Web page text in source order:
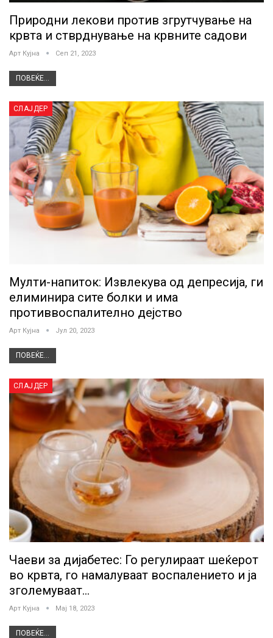
Природни лекови против згрутчување на
крвта и стврднување на крвните садови
Арт Кујна Сеп 21, 2023
ПОВЕЌЕ...
СЛАЈДЕР
Мулти-напиток: Извлекува од депресија, ги
елиминира сите болки и има
противвоспалително дејство
Арт Кујна Јул 20, 2023
ПОВЕЌЕ...
СЛАЈДЕР
Чаеви за дијабетес: Го регулираат шеќерот
во крвта, го намалуваат воспалението и ја
зголемуваат…
Арт Кујна Мај 18, 2023
ПОВЕЌЕ...